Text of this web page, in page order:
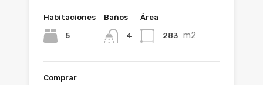
Habitaciones
5
Baños
4
Área
283 m2
Comprar